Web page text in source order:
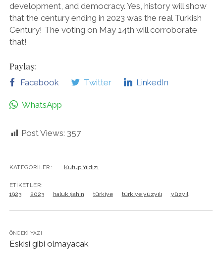
development, and democracy. Yes, history will show
that the century ending in 2023 was the real Turkish
Century! The voting on May 14th will corroborate
that!
Paylaş:
Facebook Twitter LinkedIn
WhatsApp
Post Views: 357
KATEGORILER: Kutup Yıldızı
ETIKETLER:
1923
2023 haluk şahin türkiye türkiye yüzyılı yüzyıl
ÖNCEKI YAZI
Eskisi gibi olmayacak